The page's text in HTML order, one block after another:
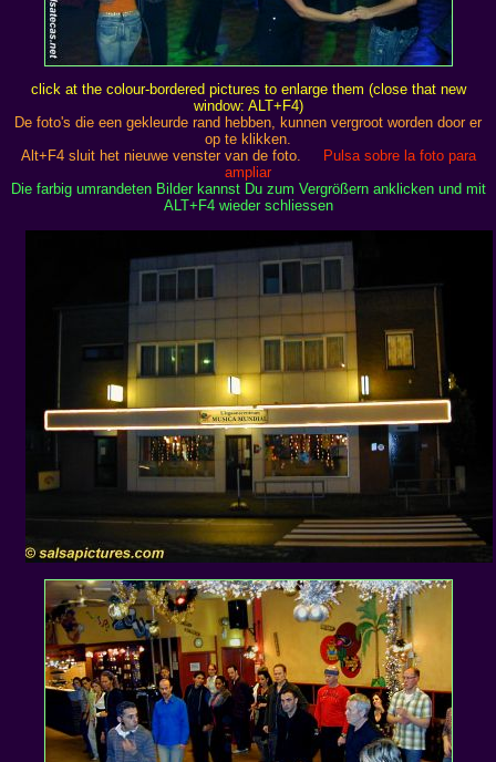
click at the colour-bordered pictures to enlarge them (close that new
window: ALT+F4)
De foto's die een gekleurde rand hebben, kunnen vergroot worden door er
op te klikken.
Alt+F4 sluit het nieuwe venster van de foto.
Pulsa sobre la foto para
ampliar
Die farbig umrandeten Bilder kannst Du zum Vergrößern anklicken und mit
ALT+F4 wieder schliessen